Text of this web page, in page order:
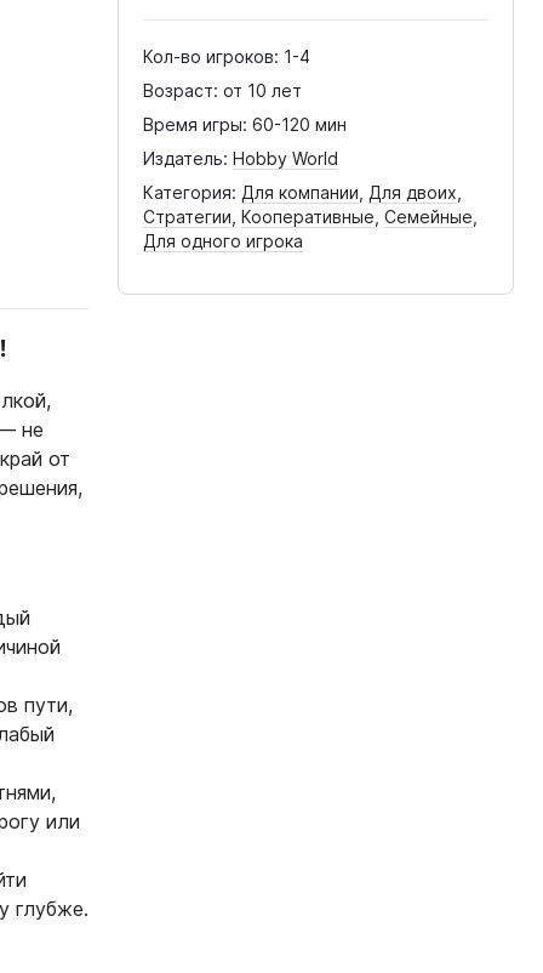
Кол-во игроков: 1-4
Возраст: от 10 лет
Время игры: 60-120 мин
Издатель: Hobby World
Категория: Для компании Для двоих
Стратегии ,Кооперативные ,Семейные
Для одного игрока
не
от
пути,
или
глубже.